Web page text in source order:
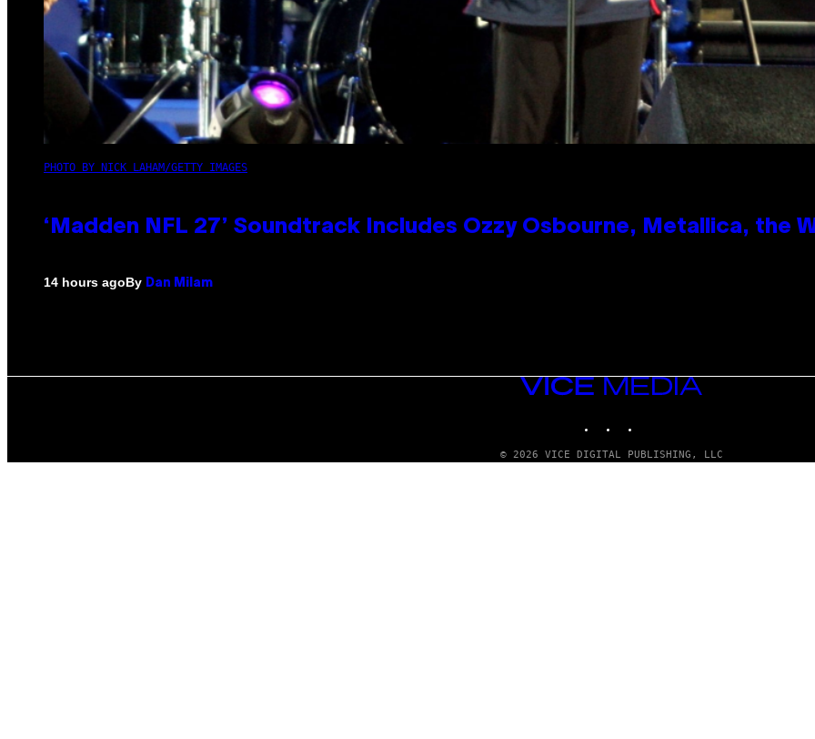
PHOTO BY NICK LAHAM/GETTY IMAGES
‘Madden NFL 27’ Soundtrack Includes Ozzy Osbourne, Metallica, the
14 hours agoBy Dan Milam
VICE
MEDIA
© 2026 VICE DIGITAL PUBLISHING, LLC